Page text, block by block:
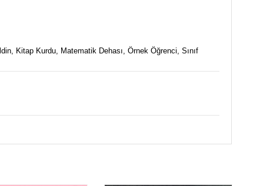
Kitap Kurdu, Matematik Dehası, Örnek Öğrenci, Sınıf